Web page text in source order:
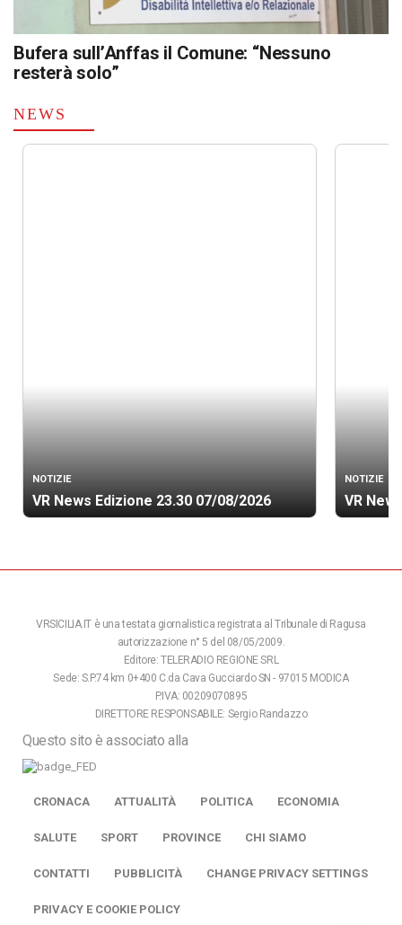
Bufera sull’Anffas il Comune: “Nessuno
resterà solo”
NEWS
NOTIZIE
VR News Edizione 23.30 07/08/2026
NOTIZIE
VR
VRSICILIA.IT è una testata giornalistica registrata al Tribunale di Ragusa
autorizzazione n° 5 del 08/05/2009.
Editore: TELERADIO REGIONE SRL
Sede: S.P.74 km 0+400 C.da Cava Gucciardo SN - 97015 MODICA
P.IVA: 00209070895
DIRETTORE RESPONSABILE: Sergio Randazzo
Questo sito è associato alla
CRONACA ATTUALITÀ POLITICA ECONOMIA
SALUTE SPORT PROVINCE CHI SIAMO
CONTATTI PUBBLICITÀ CHANGE PRIVACY SETTINGS
PRIVACY E COOKIE POLICY